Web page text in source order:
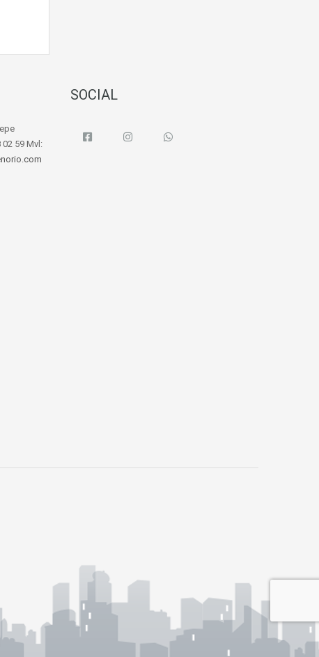
59 Mvl:
SOCIAL